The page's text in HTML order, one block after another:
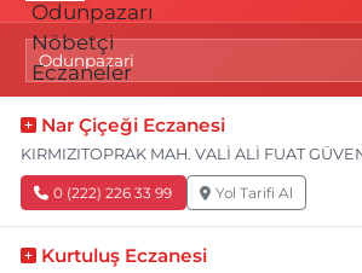
Nar Çiçeği Eczanesi
KIRMIZITOPRAK MAH. VALİ ALİ FUAT
0 (222) 226 33 99 Yol Tarifi Al
Kurtuluş Eczanesi